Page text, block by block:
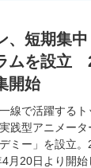
、短期集
ムを設立
開始
線で活躍する
践型アニメー
ミー」を設立
月20日より開始